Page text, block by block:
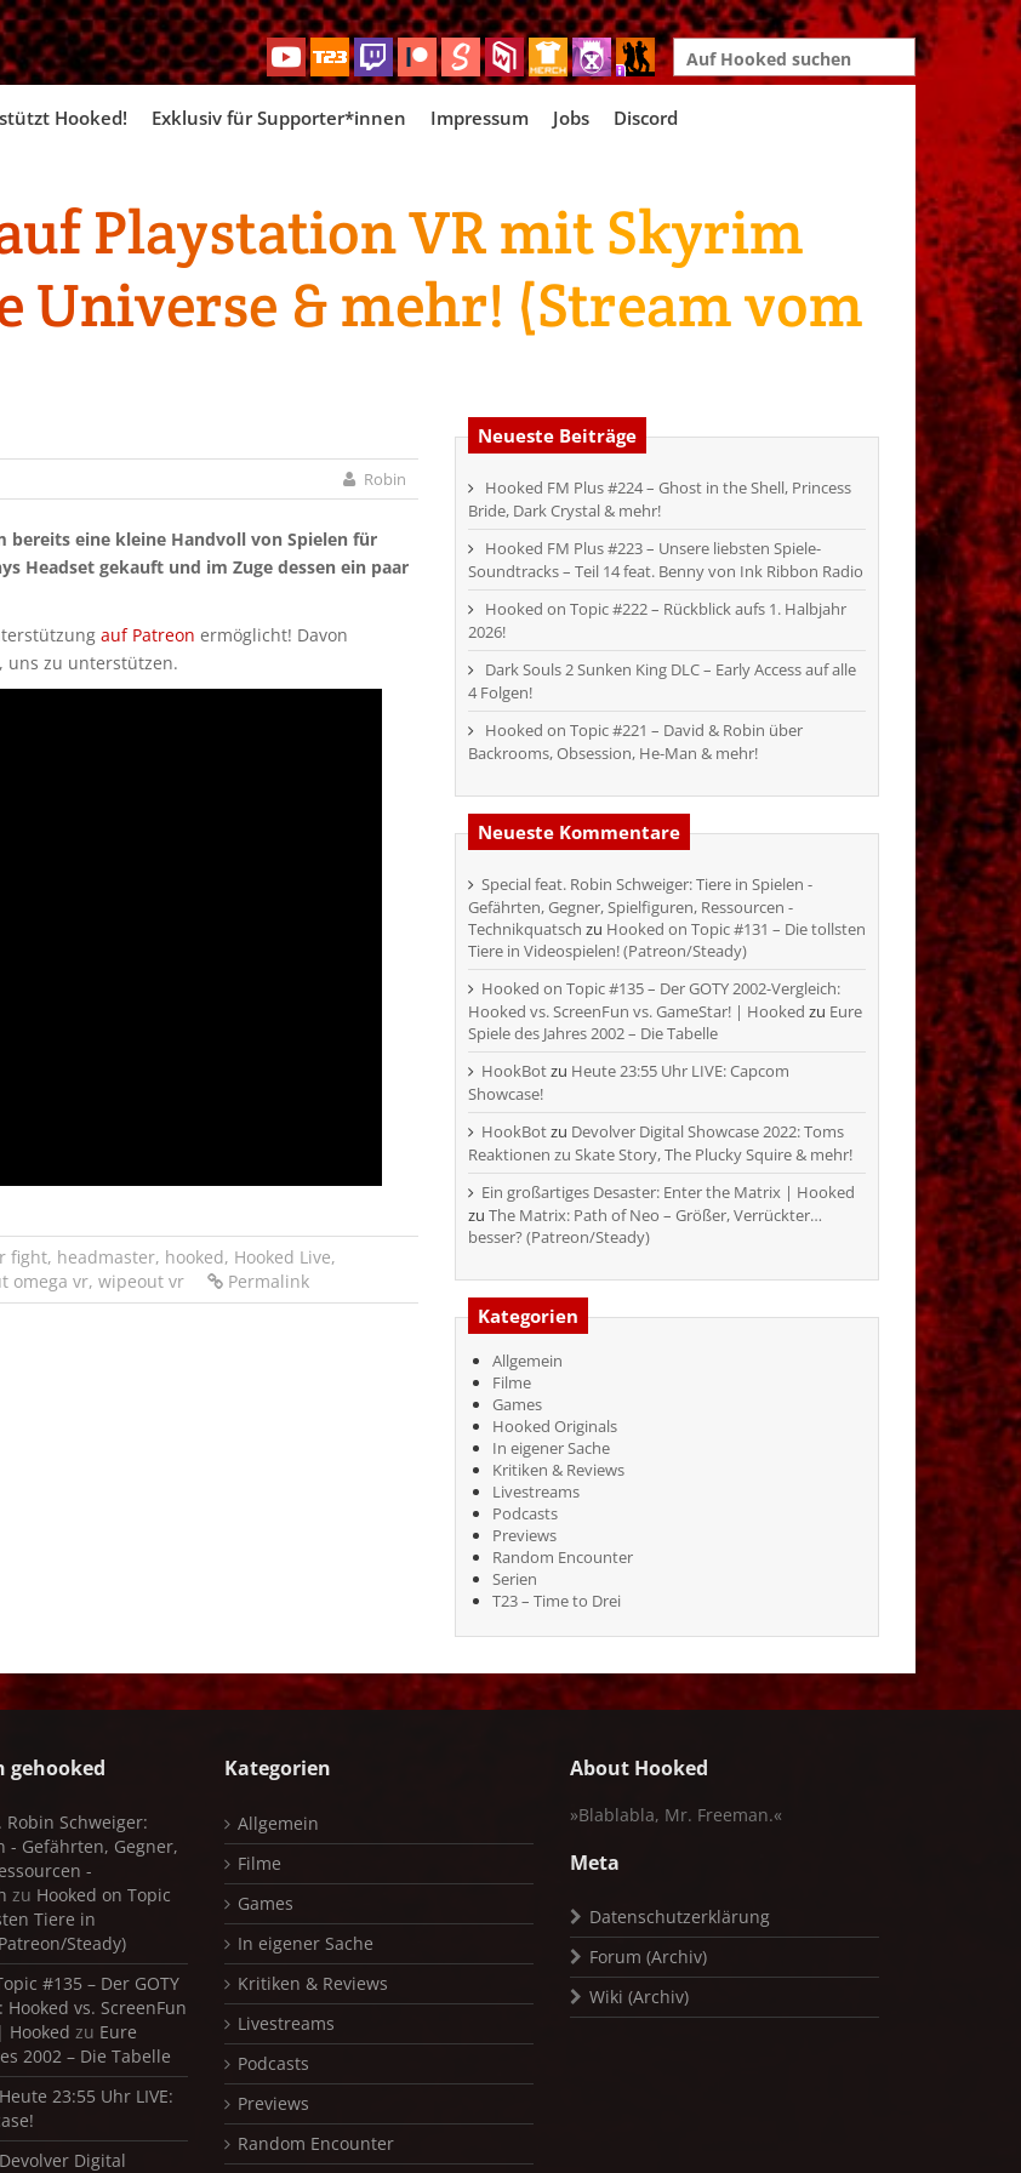
Search
for:
Hooked! Exklusiv für Supporter*innen Impressum Jobs Discord
Playstation VR mit Skyrim
Universe & mehr! (Stream vom
Robin
bereits eine kleine Handvoll von Spielen für
Headset gekauft und im Zuge dessen ein paar
auf Patreon ermöglicht! Davon
, uns zu unterstützen.
fight, headmaster, hooked, Hooked Live,
omega vr, wipeout vr Permalink
Neueste Beiträge
Hooked FM Plus #224 – Ghost in the Shell, Princess
Bride, Dark Crystal & mehr!
Hooked FM Plus #223 – Unsere liebsten Spiele-
Soundtracks – Teil 14 feat. Benny von Ink Ribbon Radio
Hooked on Topic #222 – Rückblick aufs 1. Halbjahr
2026!
Dark Souls 2 Sunken King DLC – Early Access auf alle
4 Folgen!
Hooked on Topic #221 – David & Robin über
Backrooms, Obsession, He-Man & mehr!
Neueste Kommentare
Special feat. Robin Schweiger: Tiere in Spielen -
Gefährten, Gegner, Spielfiguren, Ressourcen -
Technikquatsch zu Hooked on Topic #131 – Die tollsten
Tiere in Videospielen! (Patreon/Steady)
Hooked on Topic #135 – Der GOTY 2002-Vergleich:
Hooked vs. ScreenFun vs. GameStar! | Hooked zu Eure
Spiele des Jahres 2002 – Die Tabelle
HookBotzu Heute 23:55 Uhr LIVE: Capcom
Showcase!
HookBotzu Devolver Digital Showcase 2022: Toms
Reaktionen zu Skate Story, The Plucky Squire & mehr!
Ein großartiges Desaster: Enter the Matrix | Hooked
zu The Matrix: Path of Neo – Größer, Verrückter…
besser? (Patreon/Steady)
Kategorien
Allgemein
Filme
Games
Hooked Originals
In eigener Sache
Kritiken & Reviews
Livestreams
Podcasts
Previews
Random Encounter
Serien
T23 – Time to Drei
gehooked
Robin Schweiger:
- Gefährten, Gegner,
-
zu Hooked on Topic
Tiere in
Steady)
#135 – Der GOTY
Hooked vs. ScreenFun
Hooked zu Eure
2002 – Die Tabelle
Heute 23:55 Uhr LIVE:
Devolver Digital
Kategorien
Allgemein
Filme
Games
In eigener Sache
Kritiken & Reviews
Livestreams
Podcasts
Previews
Random Encounter
About Hooked
»Blablabla, Mr. Freeman.«
Meta
Datenschutzerklärung
Forum (Archiv)
Wiki (Archiv)